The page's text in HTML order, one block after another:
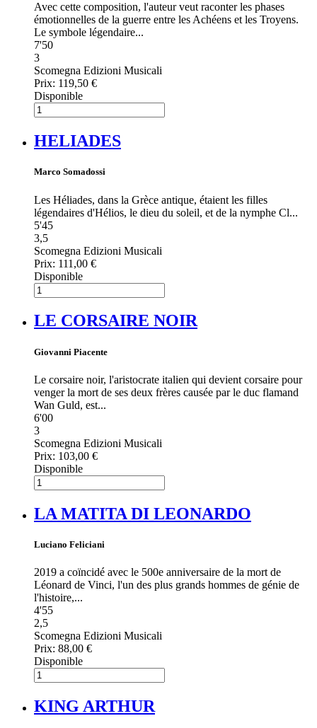
Avec cette composition, l'auteur veut raconter les phases
émotionnelles de la guerre entre les Achéens et les Troyens.
Le symbole légendaire...
7'50
3
Scomegna Edizioni Musicali
Prix: 119,50 €
Disponible
HELIADES
Marco Somadossi
Les Héliades, dans la Grèce antique, étaient les filles
légendaires d'Hélios, le dieu du soleil, et de la nymphe Cl...
5'45
3,5
Scomegna Edizioni Musicali
Prix: 111,00 €
Disponible
LE CORSAIRE NOIR
Giovanni Piacente
Le corsaire noir, l'aristocrate italien qui devient corsaire pour
venger la mort de ses deux frères causée par le duc flamand
Wan Guld, est...
6'00
3
Scomegna Edizioni Musicali
Prix: 103,00 €
Disponible
LA MATITA DI LEONARDO
Luciano Feliciani
2019 a coïncidé avec le 500e anniversaire de la mort de
Léonard de Vinci, l'un des plus grands hommes de génie de
l'histoire,...
4'55
2,5
Scomegna Edizioni Musicali
Prix: 88,00 €
Disponible
KING ARTHUR